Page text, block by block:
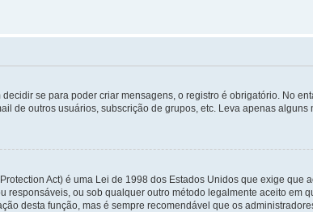
se para poder criar mensagens, o registro é obrigatório. No
de outros usuários, subscrição de grupos, etc. Leva apenas
Act) é uma Lei de 1998 dos Estados Unidos que exige
responsáveis, ou sob qualquer outro método legalmente aceito
desta função, mas é sempre recomendável que os